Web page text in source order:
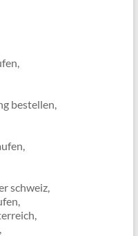
bestellen,
schweiz,